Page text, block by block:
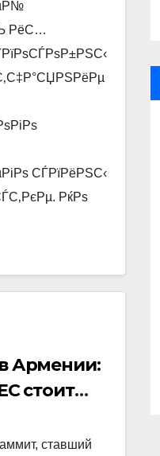
РёС…
СЃРїРёРЅС‹
РќРѕ
Армении:
стоит
на
человек
ставший